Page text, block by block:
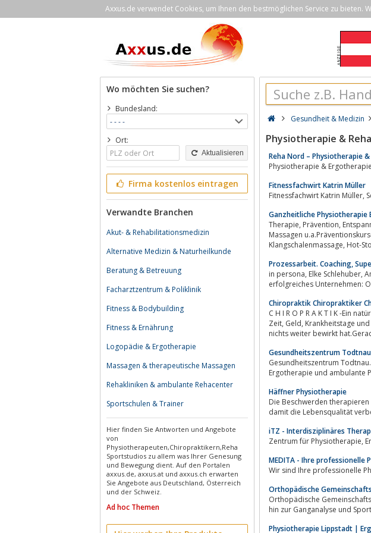
Axxus.de verwendet Cookies, um Ihnen den bestmöglichen Service zu bieten.
Wo möchten Sie suchen?
Bundesland:
Ort:
Aktualisieren
Firma kostenlos eintragen
Verwandte Branchen
Akut- & Rehabilitationsmedizin
Alternative Medizin & Naturheilkunde
Beratung & Betreuung
Facharztzentrum & Poliklinik
Fitness & Bodybuilding
Fitness & Ernährung
Logopädie & Ergotherapie
Massagen & therapeutische Massagen
Rehakliniken & ambulante Rehacenter
Sportschulen & Trainer
Hier finden Sie Antworten und Angebote
von
Physiotherapeuten,Chiropraktikern,Reha
Sportstudios zu allem was Ihrer Genesung
und Bewegung dient. Auf den Portalen
axxus.de, axxus.at und axxus.ch erwarten
Sie Angebote aus Deutschland, Österreich
und der Schweiz.
Ad hoc Themen
Gesundheit & Medizin
Physiotherapie &
Reha Nord – Physiotherapie
Physiotherapie &
Fitnessfachwirt Katrin Müller
Ganzheitliche Physiotherapie
Therapie, Prävention, Entspannung - Alles in einer HandPhysiotherapie, Manuelle Therapie, Kiefergelenksbehandlung,
Massagen u.a.Präventionskurse: Rückenschule, WS-
Prozessarbeit. Coaching,
in persona, Elke Schlehuber, Angebotsspektrum: Beratung, Moderation, Training, Coaching. Gesundes Unternehmen -
erfolgreiches Unternehmen:
Chiropraktik Chiropraktiker
C H I R O P R A K T I K -Ein natürlicher Weg zur GesundheitSehr viele Menschen verzweifeln in den Mühlen der Medizin, weil sie
Zeit, Geld, Krankheitstage und Hoffnung gegeben – und eine Einheitsbehandlung bekommen haben, die genau genommen
nichts weiter bewirkt
Gesundheitszentrum Todtnau
Gesundheitszentrum Todtnau. Ihre
Ergotherapie und ambulante
Häffner Physiotherapie
Die Beschwerden
damit die Lebensqualität
iTZ - Interdisziplinäres
MEDITA - Ihre professionelle
Orthopädische
Orthopädische
hin zur Ganganalyse und
Physiotherapie Lippstadt |